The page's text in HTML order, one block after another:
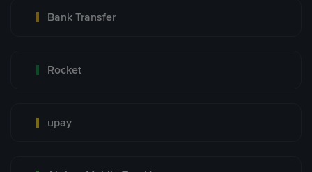
Bank Transfer
Rocket
upay